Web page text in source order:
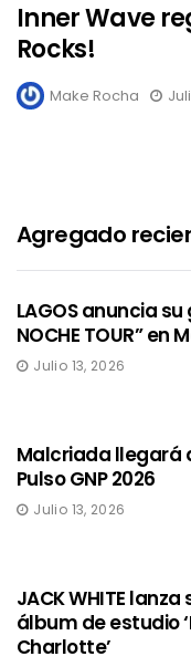
Inner Wave
Rocks!
Make Rocha
Agregado
LAGOS anuncia su
NOCHE TOUR” en
Julio 13, 2026
Malcriada llegará
Pulso GNP 2026
Julio 13, 2026
JACK WHITE
álbum de estudio
Charlotte’